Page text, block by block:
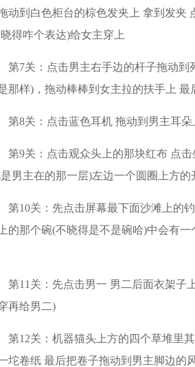
动到白色柜台的棕色发夹上 拿到发夹
得咋个表达)给女主穿上
第7关：点击男主右手边的杆子拖动
那样)，拖动棒棒到女主拉的扶手上 最
第8关：点击蓝色耳机 拖动到男主耳
第9关：点击观众头上的那块红布 点
男主在的那一层)左边一个圆圈上方的
第10关：先点击屏幕最下面沙滩上的
的那个碗(不晓得是不是碗哈)中会有
第11关：先点击男一 男二后面衣架子
再给男二)
第12关：机器猫头上方的四个草堆里
坨卷纸 最后把卷子拖动到男主脚边的